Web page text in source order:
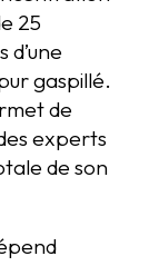
25
gaspillé.
de
experts
de son